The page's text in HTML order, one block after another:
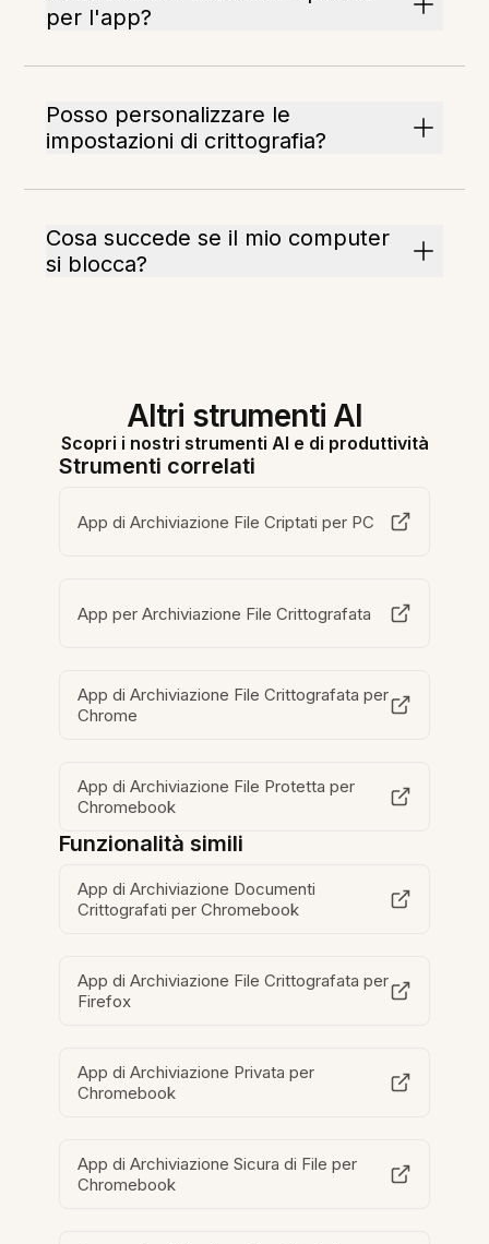
per l'app?
Posso personalizzare le
impostazioni di crittografia?
Cosa succede se il mio computer
si blocca?
Altri strumenti AI
Scopri i nostri strumenti AI e di produttività
Strumenti correlati
App di Archiviazione File Criptati per PC
App per Archiviazione File Crittografata
App di Archiviazione File Crittografata per
Chrome
App di Archiviazione File Protetta per
Chromebook
Funzionalità simili
App di Archiviazione Documenti
Crittografati per Chromebook
App di Archiviazione File Crittografata per
Firefox
App di Archiviazione Privata per
Chromebook
App di Archiviazione Sicura di File per
Chromebook